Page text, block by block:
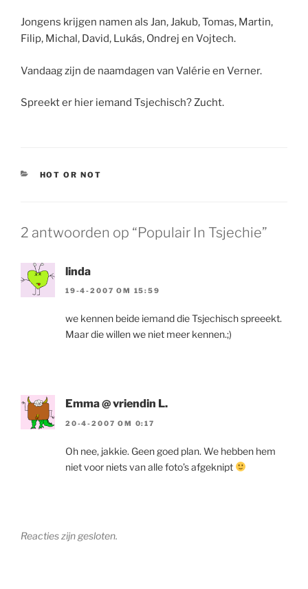
Jongens krijgen namen als Jan, Jakub, Tomas, Martin,
Filip, Michal, David, Lukás, Ondrej en Vojtech.
Vandaag zijn de naamdagen van Valérie en Verner.
Spreekt er hier iemand Tsjechisch? Zucht.
CATEGORIEËN
HOT OR NOT
2 antwoorden op “Populair In Tsjechie”
linda
19-4-2007 OM 15:59
we kennen beide iemand die Tsjechisch spreeekt.
Maar die willen we niet meer kennen.;)
Emma @ vriendin L.
20-4-2007 OM 0:17
Oh nee, jakkie. Geen goed plan. We hebben hem
niet voor niets van alle foto’s afgeknipt
Reacties zijn gesloten.